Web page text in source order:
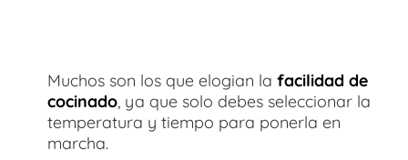
Muchos son los que elogian la facilidad de
cocinado, ya que solo debes seleccionar la
temperatura y tiempo para ponerla en
marcha.